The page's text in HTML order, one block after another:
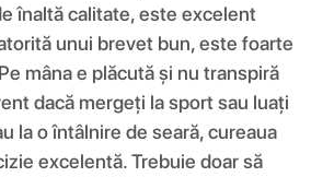
înaltă calitate, este excelent
unui brevet bun, este foarte
mâna e plăcută și nu transpiră
dacă mergeți la sport sau luați
la o întâlnire de seară, cureaua
excelentă. Trebuie doar să